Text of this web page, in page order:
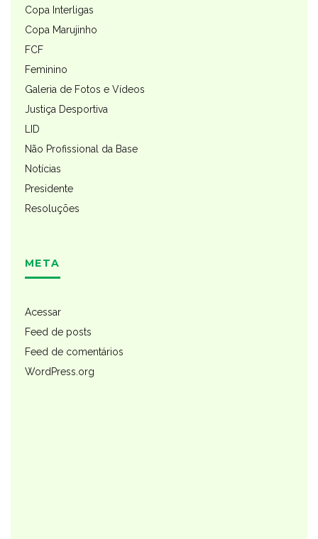
Copa Interligas
Copa Marujinho
FCF
Feminino
Galeria de Fotos e Vídeos
Justiça Desportiva
LID
Não Profissional da Base
Notícias
Presidente
Resoluções
META
Acessar
Feed de posts
Feed de comentários
WordPress.org